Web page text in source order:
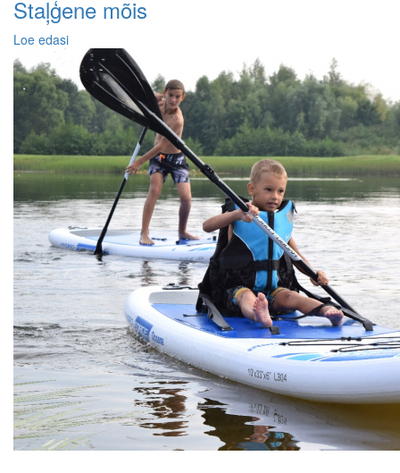
Staļģene mõis
Loe edasi